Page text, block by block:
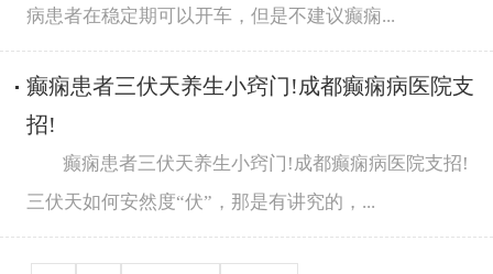
病患者在稳定期可以开车，但是不建议癫痫...
癫痫患者三伏天养生小窍门!成都癫痫病医院支
招!
癫痫患者三伏天养生小窍门!成都癫痫病医院支招!
三伏天如何安然度“伏”，那是有讲究的，...